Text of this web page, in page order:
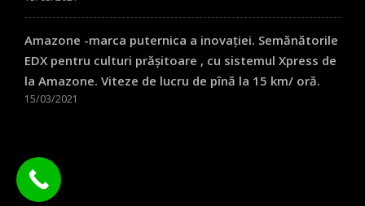
Amazone -marca puternica a inovației. Semănătorile
EDX pentru culturi prășitoare , cu sistemul Xpress de
la Amazone. Viteze de lucru de pînă la 15 km/ oră.
15/03/2021